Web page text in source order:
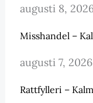
augusti 8,
Misshandel –
augusti 7, 2026
Rattfylleri –